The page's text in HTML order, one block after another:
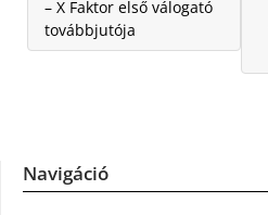
– X Faktor első válogató
továbbjutója
Navigáció